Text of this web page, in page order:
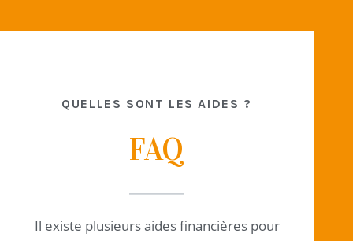
QUELLES SONT LES AIDES ?
FAQ
Il existe plusieurs aides financières pour